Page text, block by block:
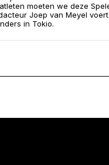
moeten we deze
Joep van Meyel
in Tokio.